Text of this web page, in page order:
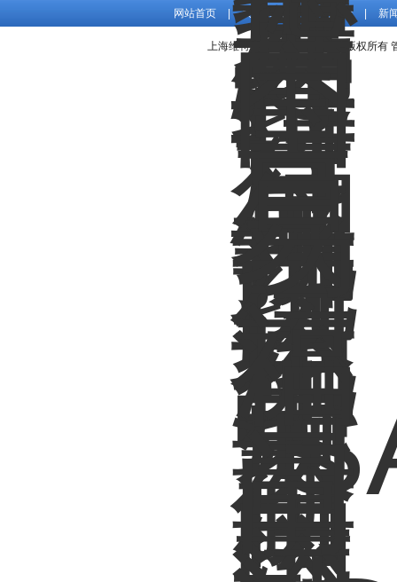
网站首页 | 关于我们 | 产品展示 新
上海维特锐实业发展有限公司版权所有